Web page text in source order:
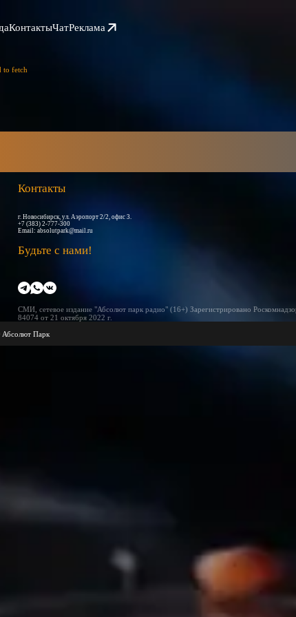
КонтактыЧатРеклама
to fetch
Контакты
г. Новосибирск, ул. Аэропорт 2/2, офис 3.
+7 (383) 2-777-300
Email: absolutpark@mail.ru
Будьте с нами!
СМИ, сетевое издание "Абсолют парк радио" (16+) Зарегистрировано
84074 от 21 октября 2022 г.
Парк